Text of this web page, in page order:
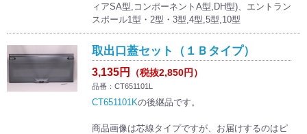
ィアSA型,コンポーネントA型,DH型)、エントラン
スポール1型・2型・3型,4型,5型,10型
取出口蓋セット（１Ｂタイプ）
3,135円 （税抜2,850円）
品番：CT651101L
CT651101Kの後継品です。
商品画像は芯線タイプですが、お届けするのはピ